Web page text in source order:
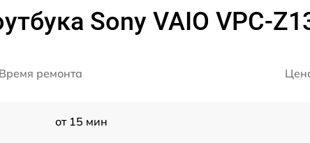
Sony VAIO VPC-
Время ремонта
от 15 мин